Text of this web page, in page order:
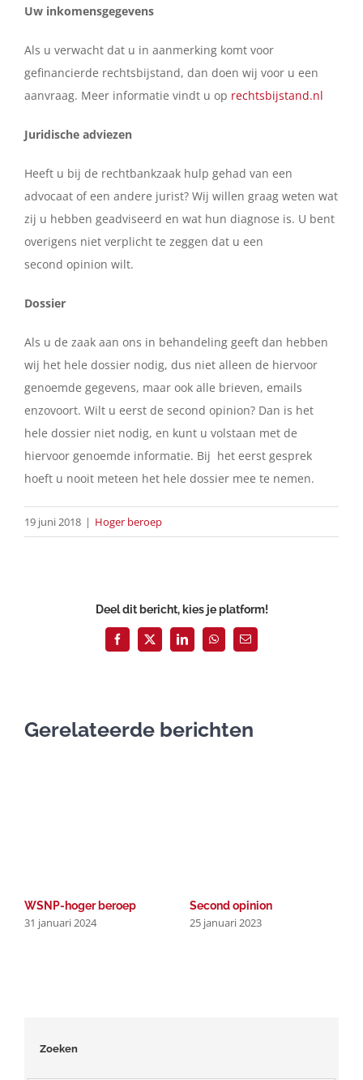
Uw inkomensgegevens
Als u verwacht dat u in aanmerking komt voor
gefinancierde rechtsbijstand, dan doen wij voor u een
aanvraag. Meer informatie vindt u op rechtsbijstand.nl
Juridische adviezen
Heeft u bij de rechtbankzaak hulp gehad van een
advocaat of een andere jurist? Wij willen graag weten wat
zij u hebben geadviseerd en wat hun diagnose is. U bent
overigens niet verplicht te zeggen dat u een
second opinion wilt.
Dossier
Als u de zaak aan ons in behandeling geeft dan hebben
wij het hele dossier nodig, dus niet alleen de hiervoor
genoemde gegevens, maar ook alle brieven, emails
enzovoort. Wilt u eerst de second opinion? Dan is het
hele dossier niet nodig, en kunt u volstaan met de
hiervoor genoemde informatie. Bij het eerst gesprek
hoeft u nooit meteen het hele dossier mee te nemen.
19 juni 2018 | Hoger beroep
Deel dit bericht, kies je platform!
Facebook
X LinkedInWhatsApp
E-
mail
Gerelateerde berichten
WSNP-hoger beroep
31 januari 2024
Second opinion
25 januari 2023
Zoeken